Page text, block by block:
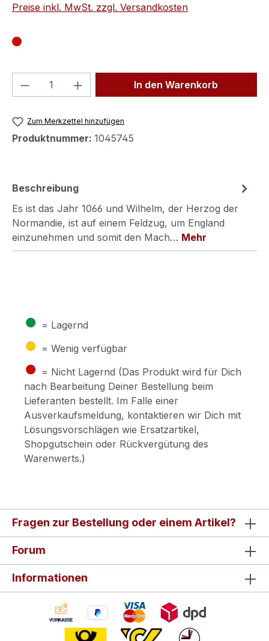
Preise inkl. MwSt. zzgl. Versandkosten
Produkt Anzahl: Gib denIn den Warenkorb
Zum Merkzettel hinzufügen
Produktnummer: 1045745
Beschreibung
Es ist das Jahr 1066 und Wilhelm, der Herzog der
Normandie, ist auf einem Feldzug, um England
einzunehmen und somit den Mach… Mehr
● = Lagernd
● = Wenig verfügbar
● = Nicht Lagernd (Das Produkt wird für Dich
nach Bearbeitung Deiner Bestellung beim
Lieferanten bestellt. Im Falle einer
Ausverkaufsmeldung, kontaktieren wir Dich mit
Lösungsvorschlägen wie Ersatzartikel,
Shopgutschein oder Rückvergütung des
Warenwerts.)
Fragen zur Bestellung oder einem Artikel?
Forum
Informationen